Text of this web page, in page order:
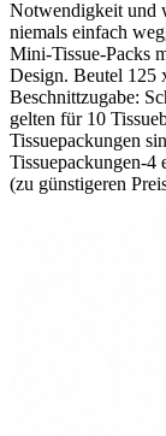
Notwendigkeit und
niemals einfach
Mini-Tissue-Packs
Design. Beutel 125
Beschnittzugabe:
gelten für 10
Tissuepackungen
Tissuepackungen-
(zu günstigeren